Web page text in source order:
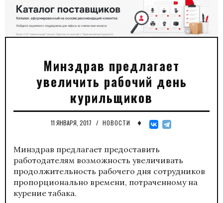
Минздрав предлагает
увеличить рабочий день
курильщиков
11 ЯНВАРЯ, 2017 / НОВОСТИ ♦
Минздрав предлагает предоставить
работодателям возможность увеличивать
продолжительность рабочего дня сотрудников
пропорционально времени, потраченному на
курение табака.